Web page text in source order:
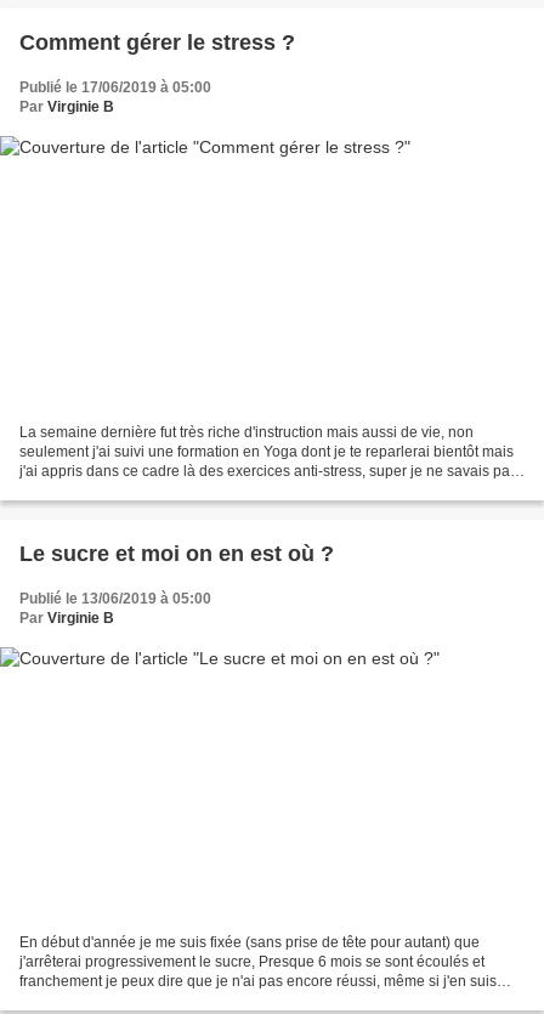
Comment gérer le stress ?
Publié le 17/06/2019 à 05:00
Par Virginie B
La semaine dernière fut très riche d'instruction mais aussi de vie, non
seulement j'ai suivi une formation en Yoga dont je te reparlerai bientôt mais
j'ai appris dans ce cadre là des exercices anti-stress, super je ne savais pas
Le sucre et moi on en est où ?
Publié le 13/06/2019 à 05:00
Par Virginie B
En début d'année je me suis fixée (sans prise de tête pour autant) que
j'arrêterai progressivement le sucre, Presque 6 mois se sont écoulés et
franchement je peux dire que je n'ai pas encore réussi, même si j'en suis